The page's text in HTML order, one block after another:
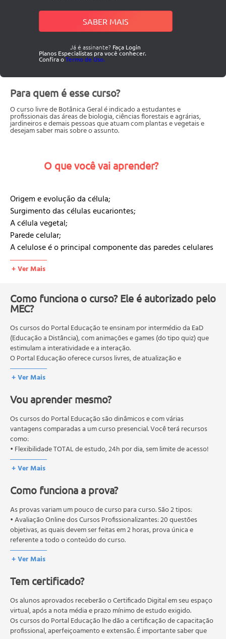
SABER MAIS
Já é assinante? Faça Login
Planos Especialistas pra você conhecer.
Confira oTermo de Uso.
Para quem é esse curso?
O curso livre de Botânica Geral é indicado a estudantes e
profissionais das áreas de biologia, ciências florestais e agrárias,
jardineiros e demais pessoas que atuam com plantas e vegetais e
desejam saber mais sobre o assunto.
O que você vai aprender?
Origem e evolução da célula;
Surgimento das células eucariontes;
A célula vegetal;
Parede celular;
A celulose é o principal componente das paredes celulares
vegetais;
Componentes da célula vegetal e suas respectivas
Núcleo;
Membrana plasmática;
Citossol;
Plastídios;
Cloroplastos;
Mitocôndrias;
Peroxissomos;
Vacúolos;
Ribossomos;
Retículo endoplasmático;
Complexo de golgi;
Citoesqueleto;
Partes das plantas;
Raízes;
Raízes subterrâneas;
Caules aéreos;
Caules subterrâneos;
Folhas;
Bases foliares;
Ápices foliares;
Margens foliares;
Formas das folhas;
Fotossíntese;
Histórico da fotossíntese;
Etapas da fotossíntese;
Fase fotoquímica;
+ Ver Mais
Como funciona o curso? Ele é autorizado pelo
MEC?
Os cursos do Portal Educação te ensinam por intermédio da EaD
(Educação a Distância), com animações e games (do tipo quiz) que
estimulam a interatividade e a interação.
O Portal Educação oferece cursos livres, de atualização e
qualificação profissional. São destinados a proporcionar ao
profissional conhecimentos que permitam o desenvolvimento de
O MEC (Ministério da Educação), trata da política nacional de
educação em geral, mas autoriza apenas cursos de graduação e
pós-graduação. Os cursos técnicos e profissionalizantes são
autorizados pelas Secretarias Estaduais de Educação.
+ Ver Mais
Vou aprender mesmo?
Os cursos do Portal Educação são dinâmicos e com várias
vantagens comparadas a um curso presencial. Você terá recursos
como:
• Flexibilidade TOTAL de estudo, 24h por dia, sem limite de acesso!
+ Ver Mais
Como funciona a prova?
As provas variam um pouco de curso para curso. São 2 tipos:
• Avaliação Online dos Cursos Profissionalizantes: 20 questões
objetivas, as quais devem ser feitas em 2 horas, prova única e
referente a todo o conteúdo do curso.
• Avaliação Online dos Cursos Livres: 10 questões objetivas, as quais
devem ser feitas em 1 hora, prova única e referente a todo o
Os estudos, atividades e avaliações devem ser feitos dentro do
A média final deve ser igual ou superior a 60%para a conclusão e
recebimento do certificado digital do curso. Em caso de reprovação,
o aluno poderá realizar novamente a prova dentro do período do
curso quantas vezes desejar. Os cursos gratuitos não possuem nova
+ Ver Mais
Tem certificado?
Os alunos aprovados receberão o Certificado Digital em seu espaço
virtual, após a nota média e prazo mínimo de estudo exigido.
Os cursos do Portal Educação lhe dão a certificação de capacitação
profissional, aperfeiçoamento e extensão. É importante saber que